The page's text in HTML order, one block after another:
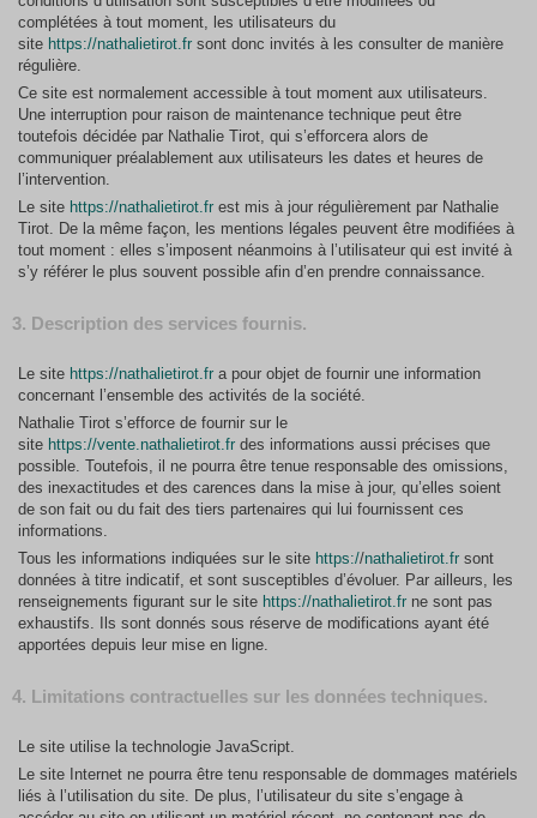
complétées à tout moment, les utilisateurs du
site https://nathalietirot.fr sont donc invités à les consulter de manière
régulière.
Ce site est normalement accessible à tout moment aux utilisateurs.
Une interruption pour raison de maintenance technique peut être
toutefois décidée par Nathalie Tirot, qui s’efforcera alors de
communiquer préalablement aux utilisateurs les dates et heures de
l’intervention.
Le site https://nathalietirot.fr est mis à jour régulièrement par Nathalie
Tirot. De la même façon, les mentions légales peuvent être modifiées à
tout moment : elles s’imposent néanmoins à l’utilisateur qui est invité à
s’y référer le plus souvent possible afin d’en prendre connaissance.
3. Description des services fournis.
Le site https://nathalietirot.fr a pour objet de fournir une information
concernant l’ensemble des activités de la société.
Nathalie Tirot s’efforce de fournir sur le
site https://vente.nathalietirot.fr des informations aussi précises que
possible. Toutefois, il ne pourra être tenue responsable des omissions,
des inexactitudes et des carences dans la mise à jour, qu’elles soient
de son fait ou du fait des tiers partenaires qui lui fournissent ces
informations.
Tous les informations indiquées sur le site https://nathalietirot.fr sont
données à titre indicatif, et sont susceptibles d’évoluer. Par ailleurs, les
renseignements figurant sur le site https://nathalietirot.fr ne sont pas
exhaustifs. Ils sont donnés sous réserve de modifications ayant été
apportées depuis leur mise en ligne.
4. Limitations contractuelles sur les données techniques.
Le site utilise la technologie JavaScript.
Le site Internet ne pourra être tenu responsable de dommages matériels
liés à l’utilisation du site. De plus, l’utilisateur du site s’engage à